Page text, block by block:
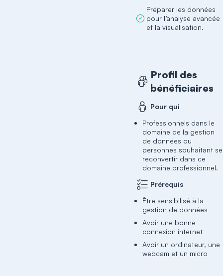
Préparer les données
pour l’analyse avancée
et la visualisation.
Profil des
bénéficiaires
Pour qui
Professionnels dans le
domaine de la gestion
de données ou
personnes souhaitant se
reconvertir dans ce
domaine professionnel.
Prérequis
Être sensibilisé à la
gestion de données
Avoir une bonne
connexion internet
Avoir un ordinateur, une
webcam et un micro